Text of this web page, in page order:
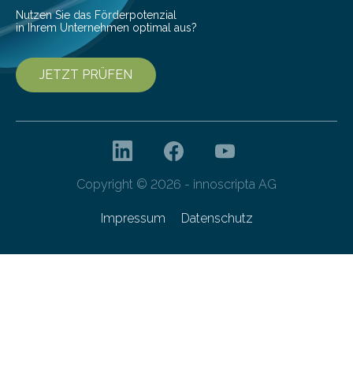
Nutzen Sie das Förderpotenzial
in Ihrem Unternehmen optimal aus?
JETZT PRÜFEN
Copyright © 2026 - innoscripta AG
Impressum Datenschutz